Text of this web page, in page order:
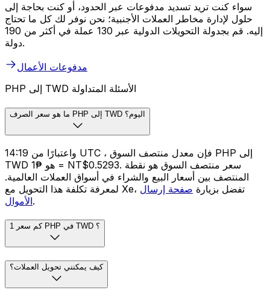
سواء كنت تريد تسديد مدفوعات عبر الحدود، أو كنت بحاجة إلى
حلول لإدارة مخاطر العملات الأجنبية؛ نحن نوفر لك كل ما تحتاج
إليه. قم بجدولة التحويلات الدولية عبر 130 عملة في أكثر من 190
دولة.
مدفوعات الأعمال
PHP إلى TWD الأسئلة المتداولة
ما هو سعر الصرف PHP إلى TWD اليوم؟
واعتبارًا من 14:19 UTC ، فإن معدل منتصف السوق PHP إلى
TWD هو ₱1 = NT$0.5293. سعر منتصف السوق هو نقطة
المنتصف بين أسعار البيع والشراء في أسواق العملات العالمية.
لمعرفة تكلفة هذا التحويل مع Xe، تفضل بزيارة صفحة إرسال
الأموال.
كم سعر 1 PHP في TWD ؟
كيف يمكنني تحويل العملات؟